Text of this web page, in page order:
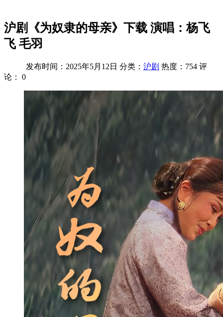
沪剧《为奴隶的母亲》下载 演唱：杨飞
飞 毛羽
发布时间：2025年5月12日 分类： 沪剧 热度：754 评
论：
0